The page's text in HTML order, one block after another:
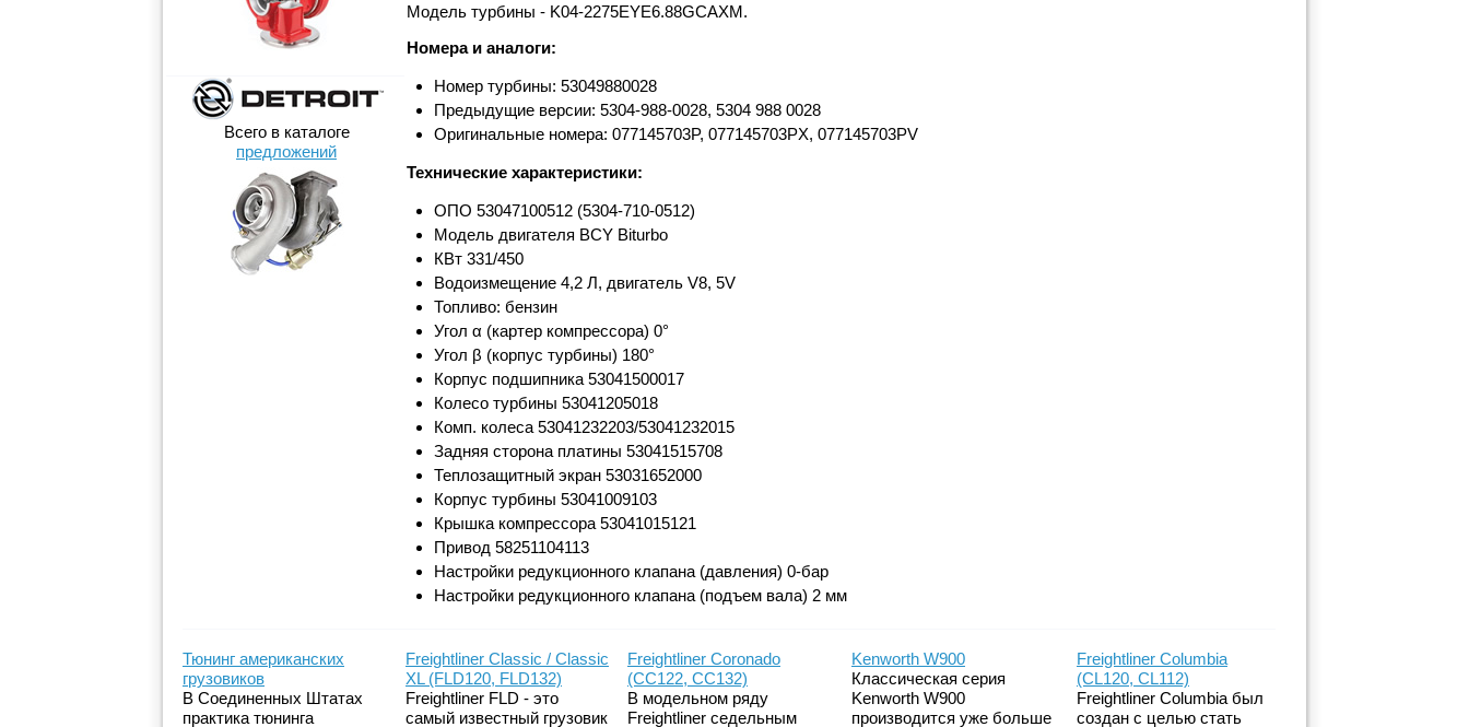
Всего в каталоге
предложений
Модель турбины - K04-2275EYE6.88GCAXM.
Номера и аналоги:
Номер турбины: 53049880028
Предыдущие версии: 5304-988-0028, 5304 988 0028
Оригинальные номера: 077145703P, 077145703PX, 077145703PV
Технические характеристики:
ОПО 53047100512 (5304-710-0512)
Модель двигателя BCY Biturbo
КВт 331/450
Водоизмещение 4,2 Л, двигатель V8, 5V
Топливо: бензин
Угол α (картер компрессора) 0°
Угол β (корпус турбины) 180°
Корпус подшипника 53041500017
Колесо турбины 53041205018
Комп. колеса 53041232203/53041232015
Задняя сторона платины 53041515708
Теплозащитный экран 53031652000
Корпус турбины 53041009103
Крышка компрессора 53041015121
Привод 58251104113
Настройки редукционного клапана (давления) 0-бар
Настройки редукционного клапана (подъем вала) 2 мм
Тюнинг американских
грузовиков
В Соединенных Штатах
практика тюнинга
Freightliner Classic / Classic
XL (FLD120, FLD132)
Freightliner FLD - это
самый известный грузовик
Freightliner Coronado
(CC122, CC132)
В модельном ряду
Freightliner седельным
Kenworth W900
Классическая серия
Kenworth W900
производится уже больше
Freightliner Columbia
(CL120, CL112)
Freightliner Columbia был
создан с целью стать